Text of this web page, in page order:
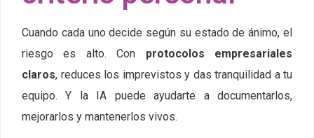
Cuando cada uno decide según su estado de ánimo, el
riesgo es alto. Con protocolos empresariales
claros, reduces los imprevistos y das tranquilidad a tu
equipo. Y la IA puede ayudarte a documentarlos,
mejorarlos y mantenerlos vivos.